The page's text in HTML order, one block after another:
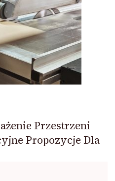
Przestrzeni
Propozycje Dla